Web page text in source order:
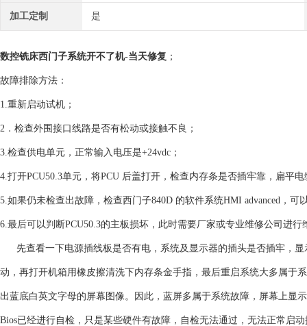
加工定制 是
数控铣床西门子系统开不了机-当天修复 ；
故障排除方法：
1.重新启动试机；
2．检查外围接口线路是否有松动或接触不良；
3.检查供电单元，正常输入电压是+24vdc；
4.打开PCU50.3单元，将PCU 后盖打开，检查内存条是否插牢靠，扁平
5.如果仍未检查出故障，检查西门子840D 的软件系统HMI advanced，
6.最后可以判断PCU50.3的主板损坏，此时需要厂家或专业维修公司进行
先查看一下电源插线板是否有电，系统及显示器的插头是否插牢，
动，再打开机箱用橡皮擦清洗下内存条金手指，最后重启系统大多属于
出蓝底白英文字母的屏幕图像。因此，蓝屏多属于系统故障，屏幕上显
Bios已经进行自检，只是某些硬件有故障，自检无法通过，无法正常启